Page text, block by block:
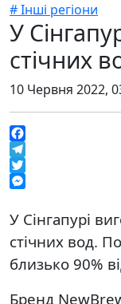
# Інші регіони
У
стічних
10 Червня 2022,
Facebook
Telegram
Twitter
У Сінгапурі
стічних вод.
близько 90%
Бренд